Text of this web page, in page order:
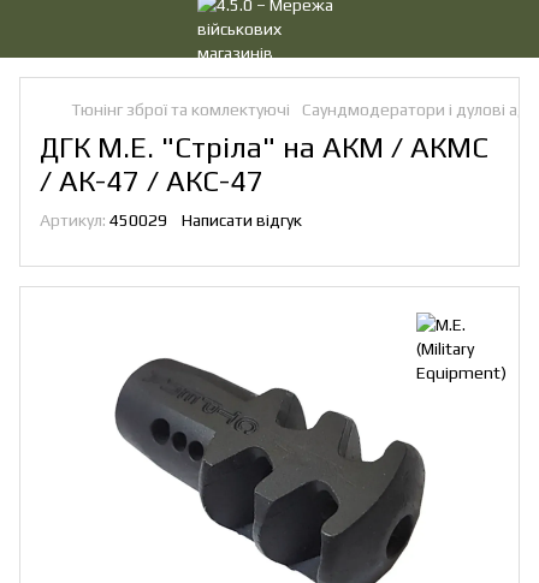
Тюнінг зброї та комлектуючі Саундмодератори і дулові
ДГК M.E. "Стріла" на АКМ / АКМС
/ АК-47 / АКС-47
Артикул: 450029 Написати відгук